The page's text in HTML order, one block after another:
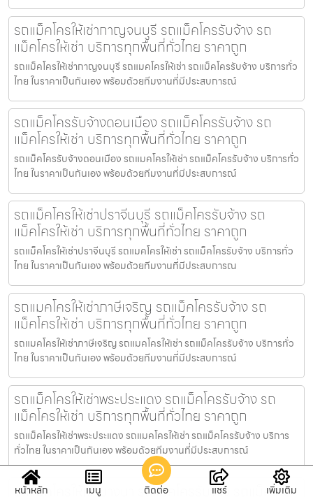
รถแม็คโครให้เช่ากาญจนบุรี รถแม็คโครรับจ้าง รถ
แม็คโครให้เช่า บริการทุกพื้นที่ทั่วไทย ราคาถูก
รถแม็คโครให้เช่ากาญจนบุรี รถแมคโครให้เช่า รถแม็คโครรับจ้าง บริการทั่ว
ไทย ในราคาเป็นกันเอง พร้อมด้วยทีมงานที่มีประสบการณ์
รถแม็คโครรับจ้างดอนเมือง รถแม็คโครรับจ้าง รถ
แม็คโครให้เช่า บริการทุกพื้นที่ทั่วไทย ราคาถูก
รถแม็คโครรับจ้างดอนเมือง รถแมคโครให้เช่า รถแม็คโครรับจ้าง บริการทั่ว
ไทย ในราคาเป็นกันเอง พร้อมด้วยทีมงานที่มีประสบการณ์
รถแม็คโครให้เช่าปราจีนบุรี รถแม็คโครรับจ้าง รถ
แม็คโครให้เช่า บริการทุกพื้นที่ทั่วไทย ราคาถูก
รถแม็คโครให้เช่าปราจีนบุรี รถแมคโครให้เช่า รถแม็คโครรับจ้าง บริการทั่ว
ไทย ในราคาเป็นกันเอง พร้อมด้วยทีมงานที่มีประสบการณ
รถแมคโครให้เช่าภาษีเจริญ รถแม็คโครรับจ้าง รถ
แม็คโครให้เช่า บริการทุกพื้นที่ทั่วไทย ราคาถูก
รถแมคโครให้เช่าภาษีเจริญ รถแมคโครให้เช่า รถแม็คโครรับจ้าง บริการทั่ว
ไทย ในราคาเป็นกันเอง พร้อมด้วยทีมงานที่มีประสบการณ์
รถแม็คโครให้เช่าพระประแดง รถแม็คโครรับจ้าง รถ
แม็คโครให้เช่า บริการทุกพื้นที่ทั่วไทย ราคาถูก
รถแม็คโครให้เช่าพระประแดง รถแมคโครให้เช่า รถแม็คโครรับจ้าง บริการ
ทั่วไทย ในราคาเป็นกันเอง พร้อมด้วยทีมงานที่มีประสบการณ์
รถแมคโครให้เช่าบางนา รถแม็คโครรับจ้าง รถแม็คโคร
หน้าหลัก เมนู ติดต่อ แชร์ เพิ่มเติม